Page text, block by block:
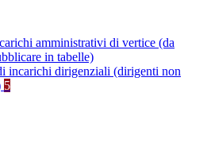
amministrativi di vertice (da
in tabelle)
incarichi dirigenziali (dirigenti non
5